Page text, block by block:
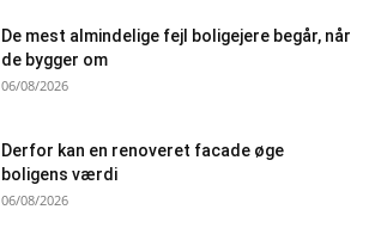
De mest almindelige fejl boligejere begår, når
de bygger om
06/08/2026
Derfor kan en renoveret facade øge
boligens værdi
06/08/2026